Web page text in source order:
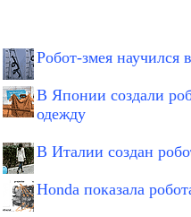
Робот-змея научился
В Японии создали
одежду
В Италии создан
Honda показала